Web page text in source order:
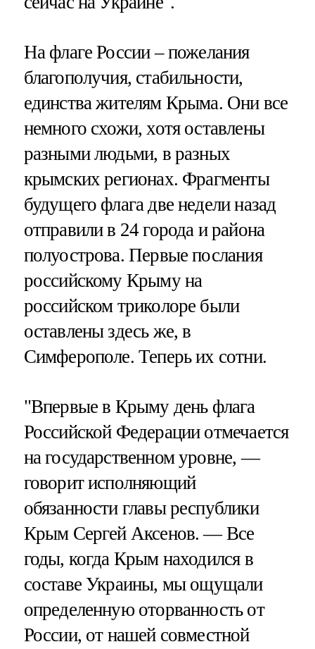
На флаге России – пожелания
благополучия, стабильности,
единства жителям Крыма. Они все
немного схожи, хотя оставлены
разными людьми, в разных
крымских регионах. Фрагменты
будущего флага две недели назад
отправили в 24 города и района
полуострова. Первые послания
российскому Крыму на
российском триколоре были
оставлены здесь же, в
Симферополе. Теперь их сотни.
"Впервые в Крыму день флага
Российской Федерации отмечается
на государственном уровне, —
говорит исполняющий
обязанности главы республики
Крым Сергей Аксенов. — Все
годы, когда Крым находился в
составе Украины, мы ощущали
определенную оторванность от
России, от нашей совместной